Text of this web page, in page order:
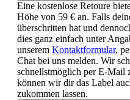
Eine kostenlose Retoure
Höhe von 59 € an. Falls
überschritten hat und
dies ganz einfach unter
unserem Kontaktformular,
Chat bei uns melden. Wir
schnellstmöglich per E-Mail
können wir dir das Label
zukommen lassen.